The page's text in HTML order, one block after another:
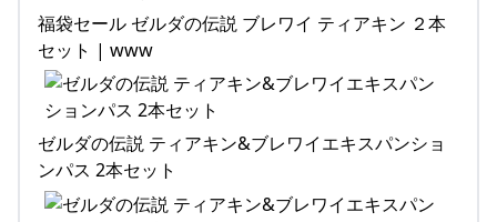
福袋セール ゼルダの伝説 ブレワイ ティアキン ２本
セット | www
ゼルダの伝説 ティアキン&ブレワイエキスパンショ
ンパス 2本セット